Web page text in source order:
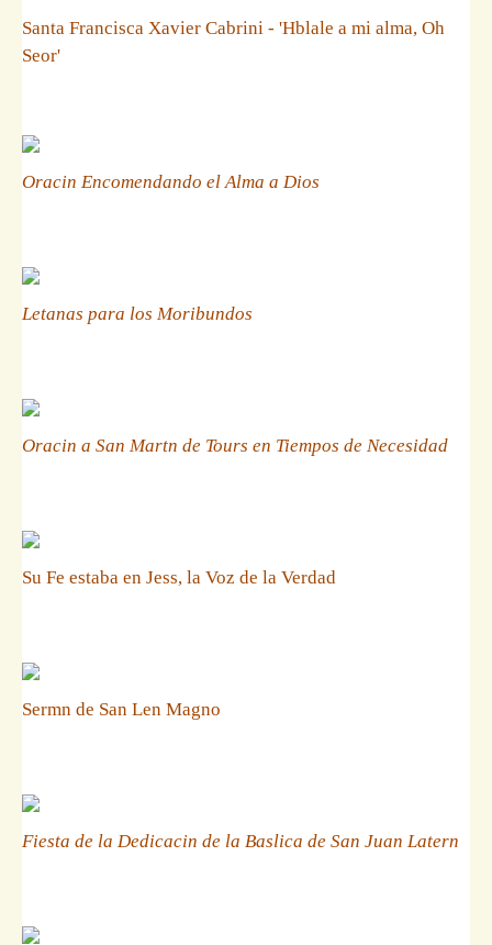
Santa Francisca Xavier Cabrini - 'Hblale a mi alma, Oh
Seor'
Oracin Encomendando el Alma a Dios
Letanas para los Moribundos
Oracin a San Martn de Tours en Tiempos de Necesidad
Su Fe estaba en Jess, la Voz de la Verdad
Sermn de San Len Magno
Fiesta de la Dedicacin de la Baslica de San Juan Latern